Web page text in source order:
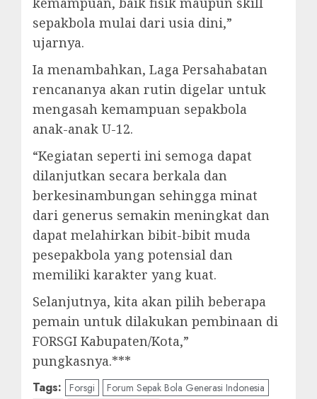
sepakbola mulai dari usia dini,”
ujarnya.
Ia menambahkan, Laga Persahabatan
rencananya akan rutin digelar untuk
mengasah kemampuan sepakbola
anak-anak U-12.
“Kegiatan seperti ini semoga dapat
dilanjutkan secara berkala dan
berkesinambungan sehingga minat
dari generus semakin meningkat dan
dapat melahirkan bibit-bibit muda
pesepakbola yang potensial dan
memiliki karakter yang kuat.
Selanjutnya, kita akan pilih beberapa
pemain untuk dilakukan pembinaan di
FORSGI Kabupaten/Kota,”
pungkasnya.***
Tags: Forsgi
Forum Sepak Bola Generasi Indonesia